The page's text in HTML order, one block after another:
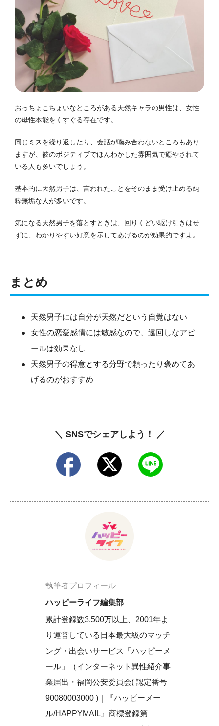
おっちょこちょいなところがある天然キャラの男性は、女性
の母性本能をくすぐる存在です。
同じミスを繰り返したり、会話が噛み合わないところもあり
ますが、彼のポジティブでほんわかした雰囲気で癒やされて
いる人も多いでしょう。
基本的に天然男子は、言われたことをそのまま受け止める純
粋無垢な人が多いです。
気になる天然男子を落とすときは、 回りくどい駆け引きはせ
ずに、わかりやすい好意を示してあげるのが効果的ですよ。
まとめ
天然男子には自分が天然だという自覚はない
女性の恋愛感情には敏感なので、遠回しなアピ
ールは効果なし
天然男子の得意とする分野で頼ったり褒めてあ
げるのがおすすめ
＼ SNSでシェアしよう！ ／
執筆者プロフィール
ハッピーライフ編集部
累計登録数3,500万以上、2001年よ
り運営している日本最大級のマッチ
ング・出会いサービス「ハッピーメ
ール」（インターネット異性紹介事
業届出・福岡公安委員会( 認定番号
90080003000 )｜『ハッピーメー
ル/HAPPYMAIL』商標登録第